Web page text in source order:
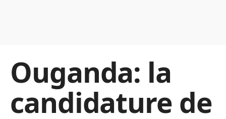
Ouganda: la
candidature de